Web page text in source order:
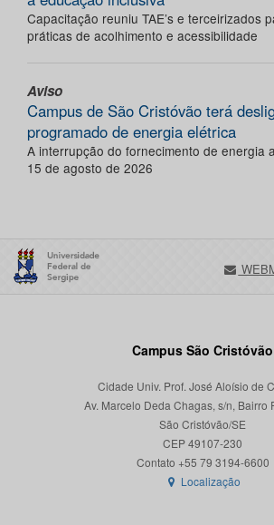
Capacitação reuniu TAE’s e terceirizados
práticas de acolhimento e acessibilidade
Aviso
Campus de São Cristóvão terá
programado de energia elétrica
A interrupção do fornecimento de energia
15 de agosto de 2026
Campus São Cristóvão
Cidade Univ. Prof. José Aloísio de
Av. Marcelo Deda Chagas, s/n, Bairro
São Cristóvão/SE
CEP 49107-230
Localização